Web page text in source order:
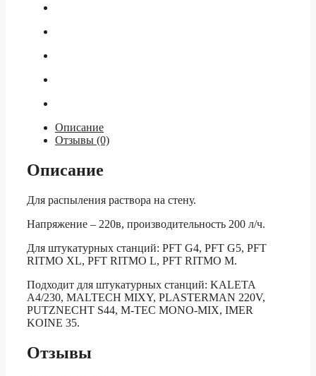
Описание
Отзывы (0)
Описание
Для распыления раствора на стену.
Напряжение – 220в, производительность 200 л/ч.
Для штукатурных станций: PFT G4, PFT G5, PFT
RITMO XL, PFT RITMO L, PFT RITMO M.
Подходит для штукатурных станций: KALETA
A4/230, MALTECH MIXY, PLASTERMAN 220V,
PUTZNECHT S44, M-TEC MONO-MIX, IMER
KOINE 35.
Отзывы